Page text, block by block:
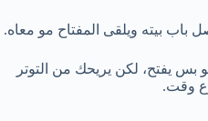
بيته ويلقى المفتاح مو معاه.
بس يفتح، لكن يريحك من التوتر
وقت.